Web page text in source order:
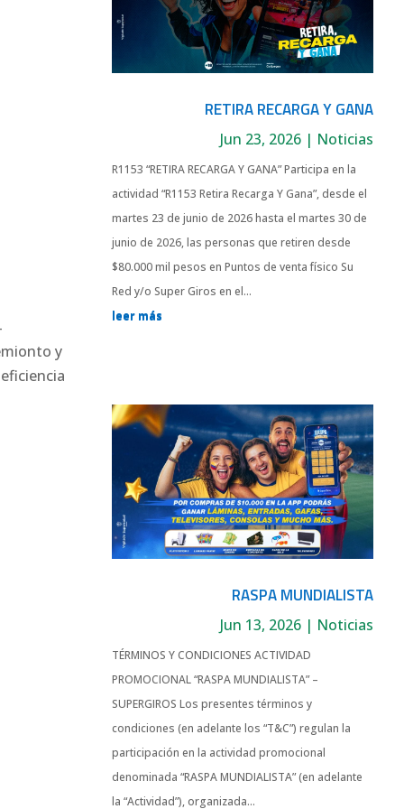
y
RETIRA RECARGA Y GANA
Jun 23, 2026 | Noticias
R1153 “RETIRA RECARGA Y GANA” Participa en la
actividad “R1153 Retira Recarga Y Gana”, desde el
martes 23 de junio de 2026 hasta el martes 30 de
junio de 2026, las personas que retiren desde
$80.000 mil pesos en Puntos de venta físico Su
Red y/o Super Giros en el...
leer más
RASPA MUNDIALISTA
Jun 13, 2026 | Noticias
TÉRMINOS Y CONDICIONES ACTIVIDAD
PROMOCIONAL “RASPA MUNDIALISTA” –
SUPERGIROS Los presentes términos y
condiciones (en adelante los “T&C”) regulan la
participación en la actividad promocional
denominada “RASPA MUNDIALISTA” (en adelante
la “Actividad”), organizada...